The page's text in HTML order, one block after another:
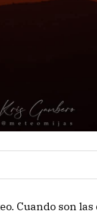
Cuando son